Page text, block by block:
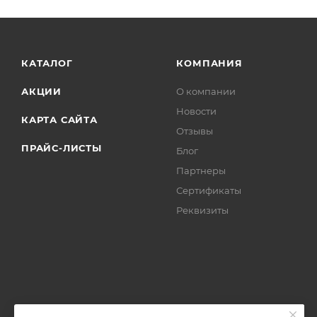
КАТАЛОГ
АКЦИИ
КАРТА САЙТА
ПРАЙС-ЛИСТЫ
КОМПАНИЯ
О компании
Новости
Отзывы
Блог
Партнеры
Сертификаты
Реквизиты